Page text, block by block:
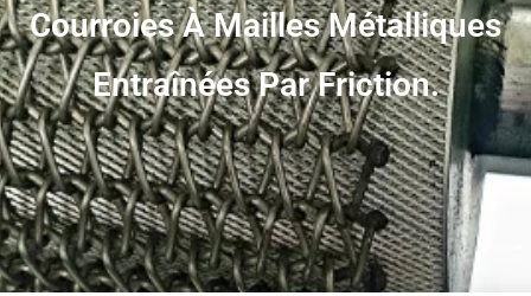
Courroies À Mailles Métalliques
Entraînées Par Friction.